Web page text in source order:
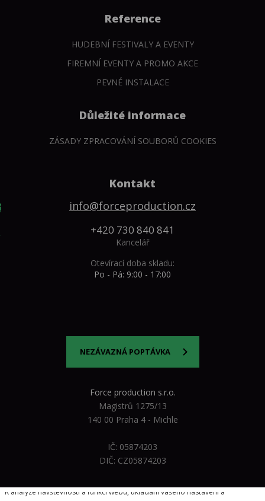
Reference
HUDEBNÍ FESTIVALY A EVENTY
FIREMNÍ EVENTY A PROMO AKCE
PEVNÉ INSTALACE
Důležité informace
ZÁSADY ZPRACOVÁNÍ SOUBORŮ COOKIES
Kontakt
info@forceproduction.cz
+420 730 840 841
Kancelář
Otevírací doba skladu:
Po - Pá: 9:00 - 17:00
NEZÁVAZNÁ POPTÁVKA
Force production s.r.o.
Magistrů 1275/13
140 00 Praha 4 - Michle
IČ: 05874203
DIČ: CZ05874203
Vážíme si vašeho soukromí
K analýze návštěvnosti a funkcí webu, ukládání vašeho nastavení a